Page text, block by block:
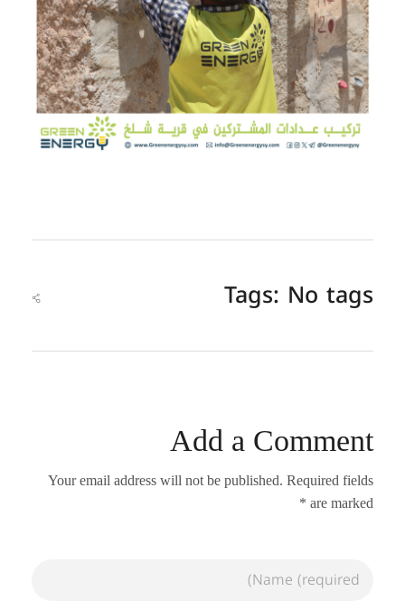
Tags: No tags
Add a Comment
Your email address will not be published. Required fields
are marked *